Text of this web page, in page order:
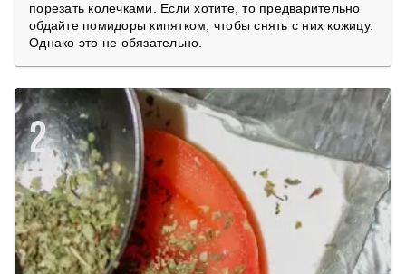
порезать колечками. Если хотите, то предварительно
обдайте помидоры кипятком, чтобы снять с них кожицу.
Однако это не обязательно.
2